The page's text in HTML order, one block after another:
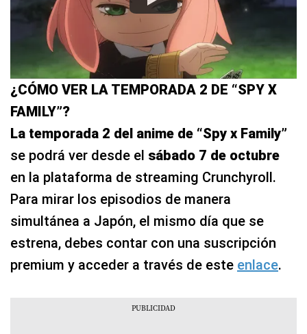
¿CÓMO VER LA TEMPORADA 2 DE “SPY X
FAMILY”?
La temporada 2 del anime de “Spy x Family”
se podrá ver desde el sábado 7 de octubre
en la plataforma de streaming Crunchyroll.
Para mirar los episodios de manera
simultánea a Japón, el mismo día que se
estrena, debes contar con una suscripción
premium y acceder a través de este enlace.